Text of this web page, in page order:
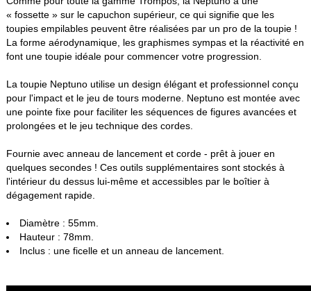
« fossette » sur le capuchon supérieur, ce qui signifie que les
toupies empilables peuvent être réalisées par un pro de la toupie !
La forme aérodynamique, les graphismes sympas et la réactivité en
font une toupie idéale pour commencer votre progression.
La toupie Neptuno utilise un design élégant et professionnel conçu
pour l'impact et le jeu de tours moderne. Neptuno est montée avec
une pointe fixe pour faciliter les séquences de figures avancées et
prolongées et le jeu technique des cordes.
Fournie avec anneau de lancement et corde - prêt à jouer en
quelques secondes ! Ces outils supplémentaires sont stockés à
l'intérieur du dessus lui-même et accessibles par le boîtier à
dégagement rapide.
Diamètre : 55mm.
Hauteur : 78mm.
Inclus : une ficelle et un anneau de lancement.